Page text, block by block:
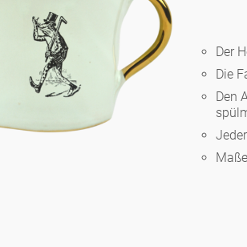
Souvenir
Berlin
Slumberland
Der
Die
Den